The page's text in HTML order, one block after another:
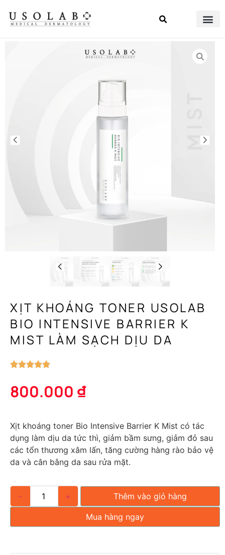
XỊT KHOÁNG TONER USOLAB
BIO INTENSIVE BARRIER K
MIST LÀM SẠCH DỊU DA
800.000 ₫
Xịt khoáng toner Bio Intensive Barrier K Mist có tác
dụng làm dịu da tức thì, giảm bầm sưng, giảm đỏ sau
các tổn thương xâm lấn, tăng cường hàng rào bảo vệ
da và cân bằng da sau rửa mặt.
- + Thêm vào giỏ hàng
Mua hàng ngay